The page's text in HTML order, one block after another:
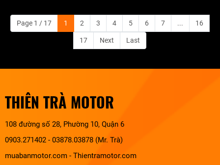
Page 1 / 17 1 2 3 4 5 6 7 ... 16
17 Next Last
THIÊN TRÀ MOTOR
108 đường số 28, Phường 10, Quận 6
0903.271402 - 03878.03878 (Mr. Trà)
muabanmotor.com - Thientramotor.com